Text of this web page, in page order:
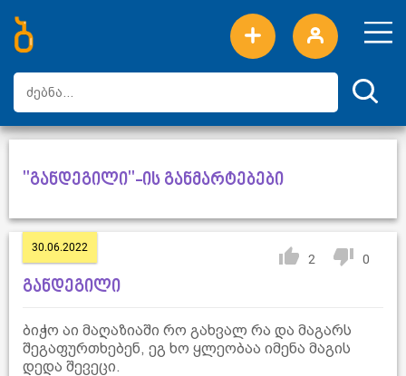
ახალი სიტყვები
ტოპ სიტყვები
დღის ტოპ სიტყვები
ტოპ მომხმარებლები
"განდეგილი"-ის განმარტებები
30.06.2022
2 0
განდეგილი
ბიჭო აი მაღაზიაში რო გახვალ რა და მაგარს
შეგაფურთხებენ, ეგ ხო ყლეობაა იმენა მაგის
დედა შევეცი.